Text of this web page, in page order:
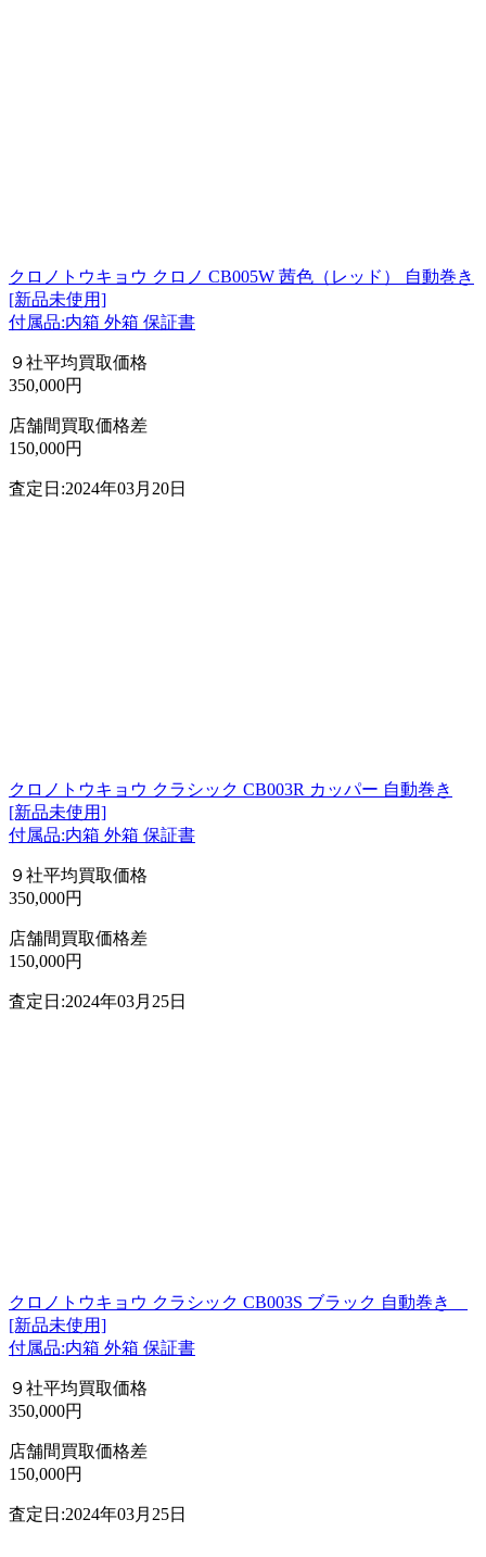
クロノトウキョウ クロノ CB005W 茜色（レッド） 自動巻き
[新品未使用]
付属品:内箱 外箱 保証書
９社平均買取価格
350,000円
店舗間買取価格差
150,000円
査定日:2024年03月20日
クロノトウキョウ クラシック CB003R カッパー 自動巻き
[新品未使用]
付属品:内箱 外箱 保証書
９社平均買取価格
350,000円
店舗間買取価格差
150,000円
査定日:2024年03月25日
クロノトウキョウ クラシック CB003S ブラック 自動巻き
[新品未使用]
付属品:内箱 外箱 保証書
９社平均買取価格
350,000円
店舗間買取価格差
150,000円
査定日:2024年03月25日